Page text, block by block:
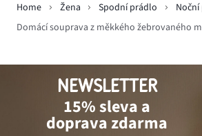
Home Žena Spodní prádlo
Domácí souprava z měkkého žebrovaného
NEWSLETTER
15% sleva a
doprava zdarma